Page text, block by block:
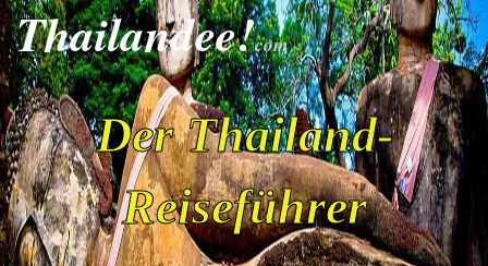
Thailandee!com
Der Thailand-
Reiseführer